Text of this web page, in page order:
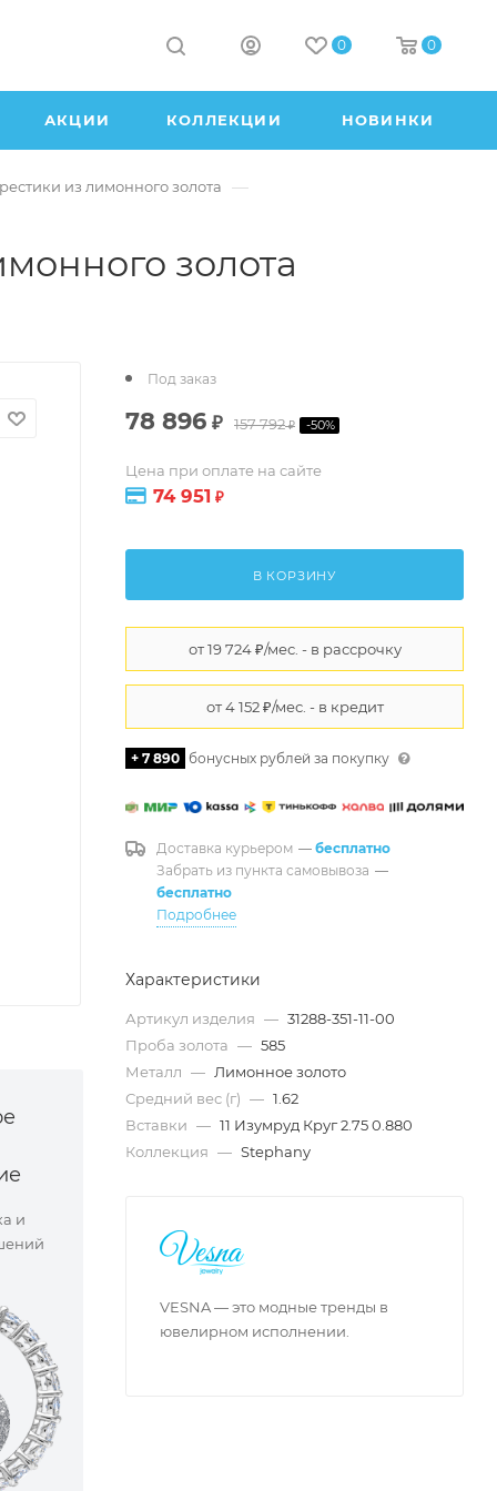
0 0
АКЦИИ КОЛЛЕКЦИИ НОВИНКИ
из лимонного золота —
золота
и
Под заказ
78 896 ₽ 157 792₽ -50%
Цена при оплате на сайте
74 951 ₽
В КОРЗИНУ
+ 7 890 бонусных рублей за покупку
Доставка курьером — бесплатно
Забрать из пункта самовывоза —
бесплатно
Подробнее
Характеристики
Артикул изделия — 31288-351-11-00
Проба золота — 585
Металл — Лимонное золото
Средний вес (г) — 1.62
Вставки — 11 Изумруд Круг 2.75 0.880
Коллекция — Stephany
VESNA — это модные тренды в
ювелирном исполнении.